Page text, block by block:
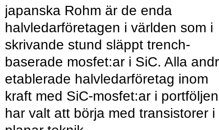
japanska Rohm är de enda
halvledarföretagen i världen som i
skrivande stund släppt trench-
baserade mosfet:ar i SiC. Alla
etablerade halvledarföretag inom
kraft med SiC-mosfet:ar i portföljen
har valt att börja med transistorer i